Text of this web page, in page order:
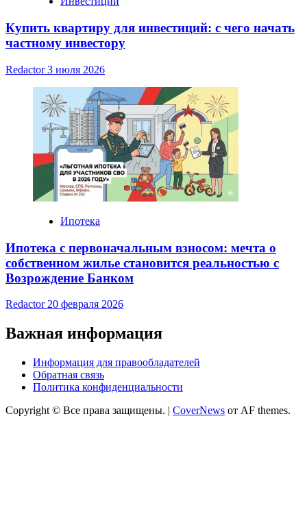
Купить квартиру для инвестиций: с чего начать
частному инвестору
Redactor3 июля 2026
Ипотека
Ипотека с первоначальным взносом: мечта о
собственном жилье становится реальностью с
Возрождение Банком
Redactor 20 февраля 2026
Важная информация
Информация для правообладателей
Обратная связь
Политика конфиденциальности
Copyright © Все права защищены. | CoverNews от AF themes.